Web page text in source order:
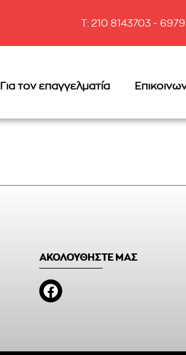
T: 210 8143703 -
Για τον επαγγελματία
ΑΚΟΛΟΥΘΗΣΤΕ ΜΑΣ